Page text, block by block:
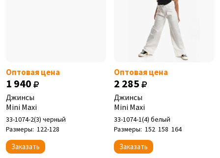
Оптовая цена
1 940
Джинсы
Mini Maxi
33-1074-2(3) черный
Размеры: 122-128
Заказать
Оптовая цена
2 285
Джинсы
Mini Maxi
33-1074-1(4) белый
Размеры: 152 158 164
Заказать